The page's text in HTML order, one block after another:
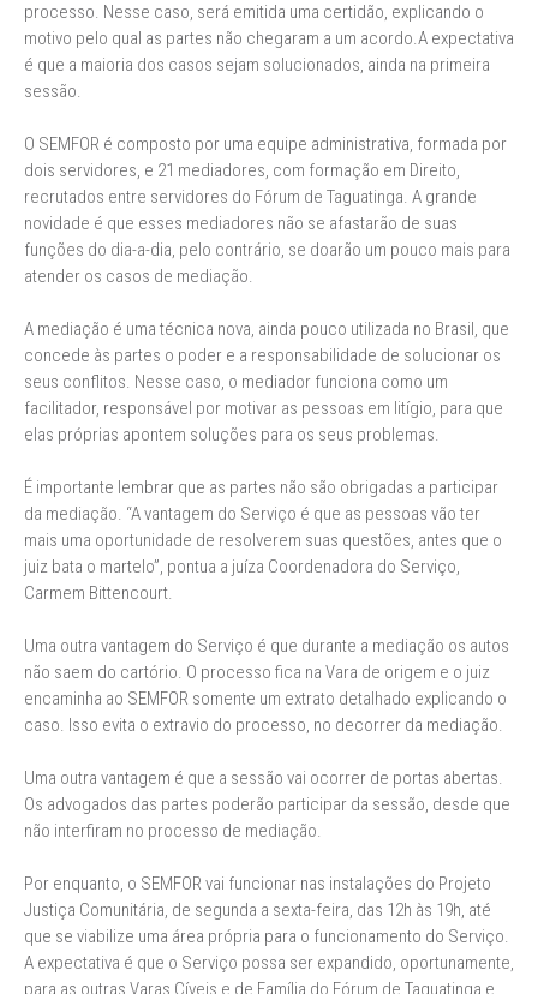
processo. Nesse caso, será emitida uma certidão, explicando o
motivo pelo qual as partes não chegaram a um acordo.A expectativa
é que a maioria dos casos sejam solucionados, ainda na primeira
sessão.
O SEMFOR é composto por uma equipe administrativa, formada por
dois servidores, e 21 mediadores, com formação em Direito,
recrutados entre servidores do Fórum de Taguatinga. A grande
novidade é que esses mediadores não se afastarão de suas
funções do dia-a-dia, pelo contrário, se doarão um pouco mais para
atender os casos de mediação.
A mediação é uma técnica nova, ainda pouco utilizada no Brasil, que
concede às partes o poder e a responsabilidade de solucionar os
seus conflitos. Nesse caso, o mediador funciona como um
facilitador, responsável por motivar as pessoas em litígio, para que
elas próprias apontem soluções para os seus problemas.
É importante lembrar que as partes não são obrigadas a participar
da mediação. “A vantagem do Serviço é que as pessoas vão ter
mais uma oportunidade de resolverem suas questões, antes que o
juiz bata o martelo”, pontua a juíza Coordenadora do Serviço,
Carmem Bittencourt.
Uma outra vantagem do Serviço é que durante a mediação os autos
não saem do cartório. O processo fica na Vara de origem e o juiz
encaminha ao SEMFOR somente um extrato detalhado explicando o
caso. Isso evita o extravio do processo, no decorrer da mediação.
Uma outra vantagem é que a sessão vai ocorrer de portas abertas.
Os advogados das partes poderão participar da sessão, desde que
não interfiram no processo de mediação.
Por enquanto, o SEMFOR vai funcionar nas instalações do Projeto
Justiça Comunitária, de segunda a sexta-feira, das 12h às 19h, até
que se viabilize uma área própria para o funcionamento do Serviço.
A expectativa é que o Serviço possa ser expandido, oportunamente,
para as outras Varas Cíveis e de Família do Fórum de Taguatinga e